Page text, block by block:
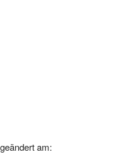
am: